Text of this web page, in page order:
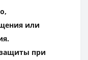
или
при